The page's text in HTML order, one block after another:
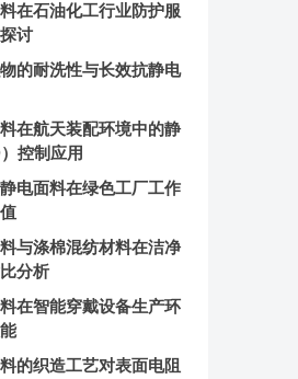
在石油化工行业防护服
讨
的耐洗性与长效抗静电
在航天装配环境中的静
控制应用
电面料在绿色工厂工作
与涤棉混纺材料在洁净
分析
在智能穿戴设备生产环
的织造工艺对表面电阻